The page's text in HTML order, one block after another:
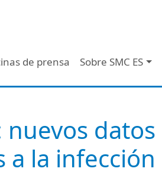
de prensa Sobre SMC ES
nuevos
la infección